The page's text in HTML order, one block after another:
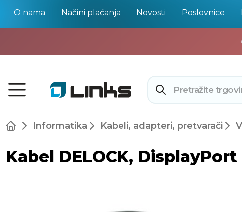
O nama Načini plaćanja Novosti Poslovnice
Informatika Kabeli, adapteri, pretvarači
Kabel DELOCK,